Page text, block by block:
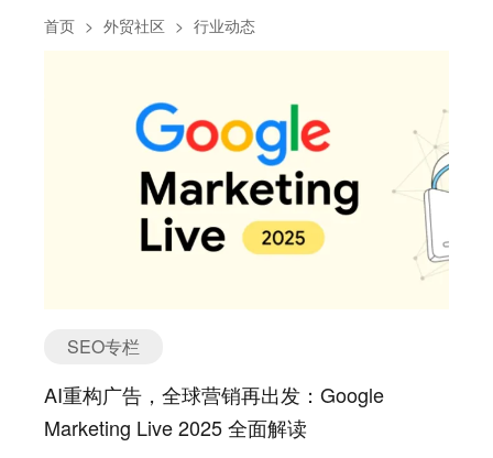
首页 > 外贸社区 > 行业动态
SEO专栏
AI重构广告，全球营销再出发：Google
Marketing Live 2025 全面解读